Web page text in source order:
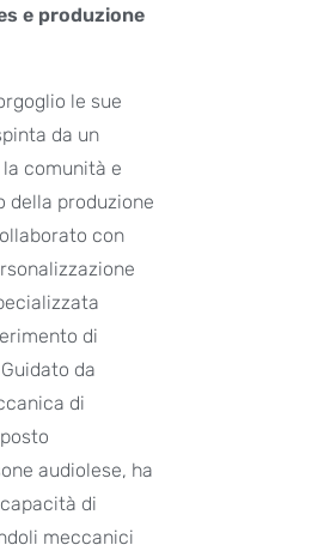
e produzione
le sue
da un
comunità e
della produzione
con
di
da
di
audiolese, ha
di
meccanici